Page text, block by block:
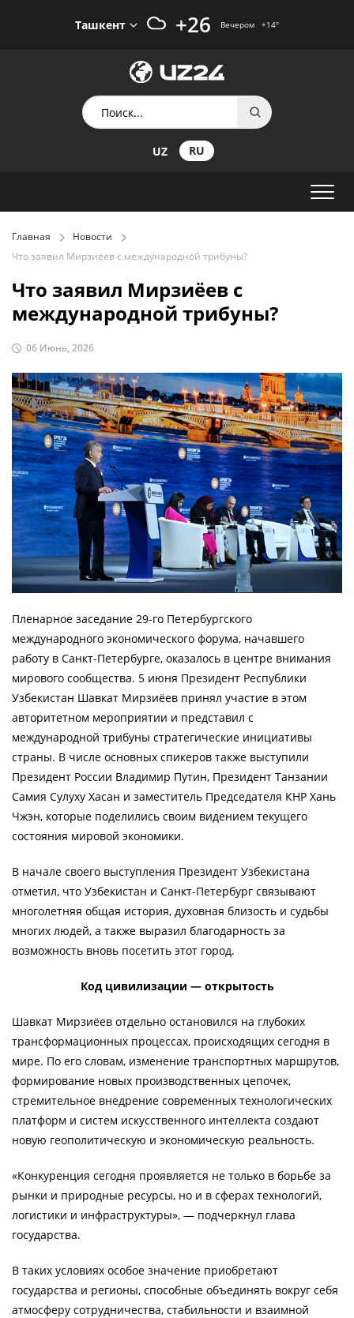
Ташкент +26 Вечером +14°
UZ RU
Главная
Новости
Что заявил Мирзиёев с международной трибуны?
Что заявил Мирзиёев с
международной трибуны?
06 Июнь, 2026
Пленарное заседание 29-го Петербургского
международного экономического форума, начавшего
работу в Санкт-Петербурге, оказалось в центре внимания
мирового сообщества. 5 июня Президент Республики
Узбекистан Шавкат Мирзиёев принял участие в этом
авторитетном мероприятии и представил с
международной трибуны стратегические инициативы
страны. В числе основных спикеров также выступили
Президент России Владимир Путин, Президент Танзании
Самия Сулуху Хасан и заместитель Председателя КНР Хань
Чжэн, которые поделились своим видением текущего
состояния мировой экономики.
В начале своего выступления Президент Узбекистана
отметил, что Узбекистан и Санкт-Петербург связывают
многолетняя общая история, духовная близость и судьбы
многих людей, а также выразил благодарность за
возможность вновь посетить этот город.
Код цивилизации — открытость
Шавкат Мирзиёев отдельно остановился на глубоких
трансформационных процессах, происходящих сегодня в
мире. По его словам, изменение транспортных маршрутов,
формирование новых производственных цепочек,
стремительное внедрение современных технологических
платформ и систем искусственного интеллекта создают
новую геополитическую и экономическую реальность.
«Конкуренция сегодня проявляется не только в борьбе за
рынки и природные ресурсы, но и в сферах технологий,
логистики и инфраструктуры», — подчеркнул глава
государства.
В таких условиях особое значение приобретают
государства и регионы, способные объединять вокруг себя
атмосферу сотрудничества, стабильности и взаимной